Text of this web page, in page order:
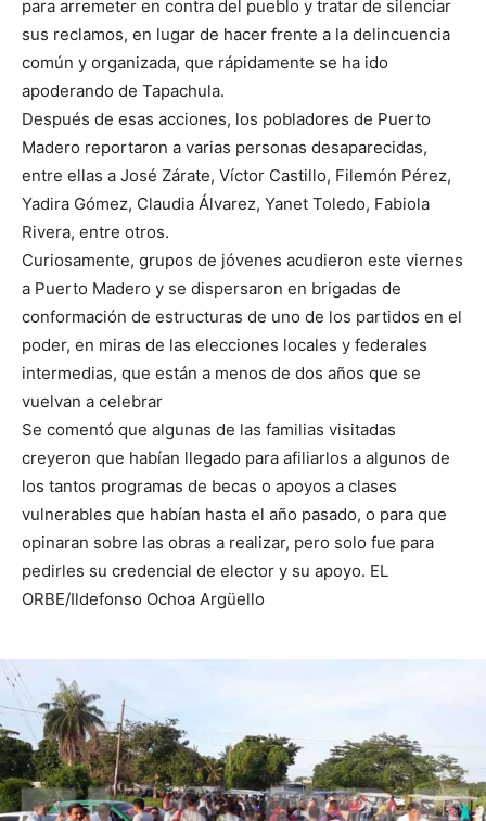
para arremeter en contra del pueblo y tratar de silenciar
sus reclamos, en lugar de hacer frente a la delincuencia
común y organizada, que rápidamente se ha ido
apoderando de Tapachula.
Después de esas acciones, los pobladores de Puerto
Madero reportaron a varias personas desaparecidas,
entre ellas a José Zárate, Víctor Castillo, Filemón Pérez,
Yadira Gómez, Claudia Álvarez, Yanet Toledo, Fabiola
Rivera, entre otros.
Curiosamente, grupos de jóvenes acudieron este viernes
a Puerto Madero y se dispersaron en brigadas de
conformación de estructuras de uno de los partidos en el
poder, en miras de las elecciones locales y federales
intermedias, que están a menos de dos años que se
vuelvan a celebrar
Se comentó que algunas de las familias visitadas
creyeron que habían llegado para afiliarlos a algunos de
los tantos programas de becas o apoyos a clases
vulnerables que habían hasta el año pasado, o para que
opinaran sobre las obras a realizar, pero solo fue para
pedirles su credencial de elector y su apoyo. EL
ORBE/Ildefonso Ochoa Argüello